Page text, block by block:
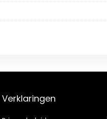
Verklaringen